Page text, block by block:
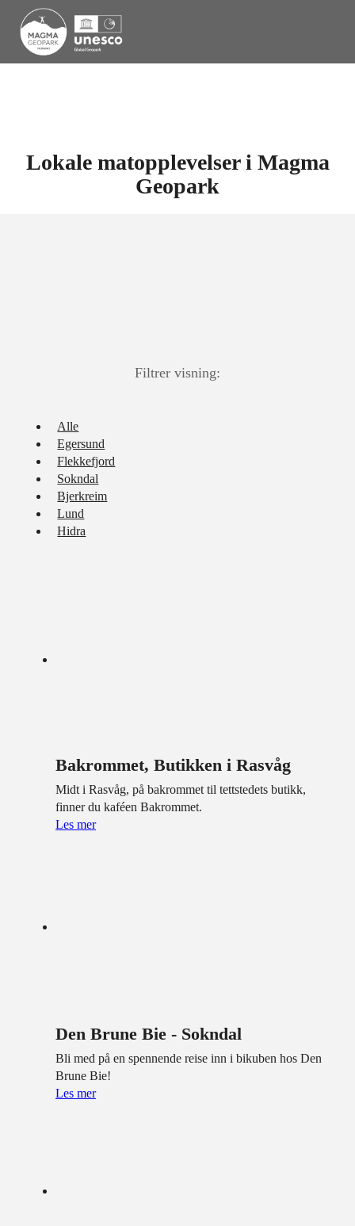
Lokale matopplevelser i Magma
Geopark
Filtrer visning:
Alle
Egersund
Flekkefjord
Sokndal
Bjerkreim
Lund
Hidra
Bakrommet, Butikken i Rasvåg
Midt i Rasvåg, på bakrommet til tettstedets butikk,
finner du kaféen Bakrommet.
Les mer
Den Brune Bie - Sokndal
Bli med på en spennende reise inn i bikuben hos Den
Brune Bie!
Les mer